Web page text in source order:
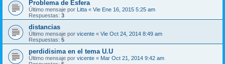
Problema de Esfera
Último mensaje por Litta « Vie Ene 16, 2015 5:25 am
Respuestas: 3
distancias
Último mensaje por vicente « Vie Oct 24, 2014 8:49 am
Respuestas: 5
perdidisima en el tema U.U
Último mensaje por vicente « Mar Oct 21, 2014 9:42 am